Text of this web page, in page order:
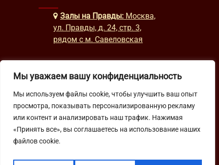
Мы уважаем вашу конфиденциальность
Мы используем файлы cookie, чтобы улучшить ваш опыт
просмотра, показывать персонализированную рекламу
или контент и анализировать наш трафик. Нажимая
«Принять все», вы соглашаетесь на использование наших
файлов cookie.
Залы на Правды: Москва,
ул. Правды, д. 24, стр. 3,
рядом с м. Савеловская
Часы работы
будни: с 9:00 до 22:00
выходные: с 10:00 до 19:30
Подпишитесь на нашу рассылку